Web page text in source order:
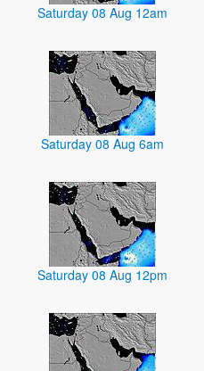
Saturday 08 Aug 12am
Saturday 08 Aug 6am
Saturday 08 Aug 12pm